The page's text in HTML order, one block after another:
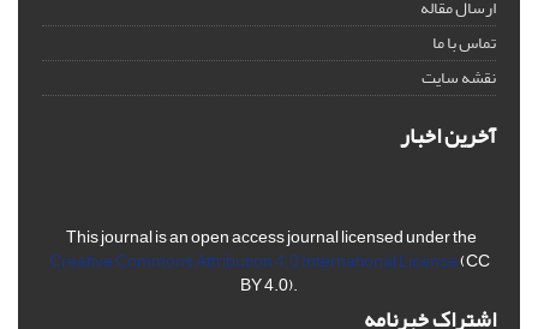
ارسال مقاله
تماس با ما
نقشه سایت
آخرین اخبار
This journal is an open access journal licensed under the
Creative Commons Attribution 4.0 International License(CC
BY 4.0).
اشتراک خبرنامه